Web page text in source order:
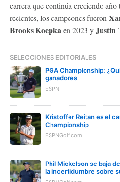
carrera que continúa creciendo año
recientes, los campeones fueron
Brooks Koepkaen 2023 yJustin
SELECCIONES EDITORIALES
PGA Championship:
ganadores
ESPN
Kristoffer Reitan es el
Championship
ESPNGolf.com
Phil Mickelson se baja
la incertidumbre sobre